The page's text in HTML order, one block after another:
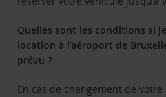
Quelles sont les conditions si
location à l’aéroport de
prévu ?
En cas de changement de